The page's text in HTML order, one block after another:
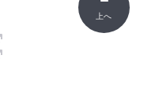
上へ